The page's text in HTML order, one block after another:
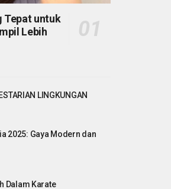
Tepat untuk
Lebih
LINGKUNGAN
2025: Gaya Modern dan
Dalam Karate